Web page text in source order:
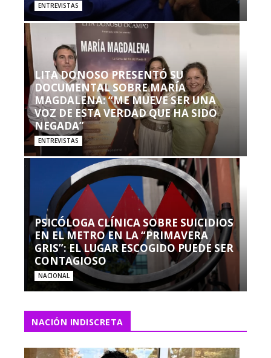
ENTREVISTAS
LITA DONOSO PRESENTÓ SU
DOCUMENTAL SOBRE MARÍA
MAGDALENA: “ME MUEVE SER UNA
VOZ DE ESTA VERDAD QUE HA SIDO
NEGADA”
ENTREVISTAS
PSICÓLOGA CLÍNICA SOBRE SUICIDIOS
EN EL METRO EN LA “PRIMAVERA
GRIS”: EL LUGAR ESCOGIDO PUEDE SER
CONTAGIOSO
NACIONAL
NACIÓN INDISCRETA